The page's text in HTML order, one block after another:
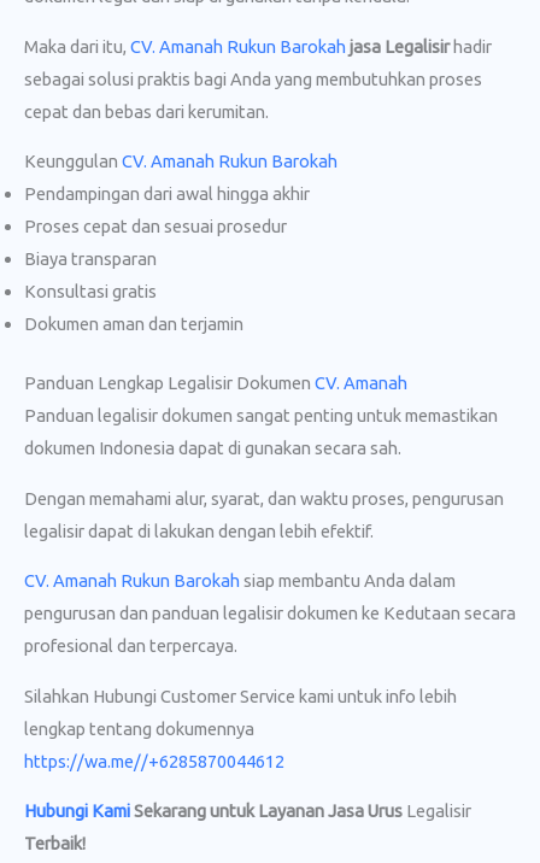
Maka dari itu, CV. Amanah Rukun Barokah jasa Legalisirhadir
sebagai solusi praktis bagi Anda yang membutuhkan proses
cepat dan bebas dari kerumitan.
Keunggulan CV. Amanah Rukun Barokah
Pendampingan dari awal hingga akhir
Proses cepat dan sesuai prosedur
Biaya transparan
Konsultasi gratis
Dokumen aman dan terjamin
Panduan Lengkap Legalisir Dokumen CV. Amanah
Panduan legalisir dokumen sangat penting untuk memastikan
dokumen Indonesia dapat di gunakan secara sah.
Dengan memahami alur, syarat, dan waktu proses, pengurusan
legalisir dapat di lakukan dengan lebih efektif.
CV. Amanah Rukun Barokah siap membantu Anda dalam
pengurusan dan panduan legalisir dokumen ke Kedutaan secara
profesional dan terpercaya.
Silahkan Hubungi Customer Service kami untuk info lebih
lengkap tentang dokumennya
https://wa.me//+6285870044612
Hubungi KamiSekarang untuk Layanan Jasa Urus Legalisir
Terbaik!